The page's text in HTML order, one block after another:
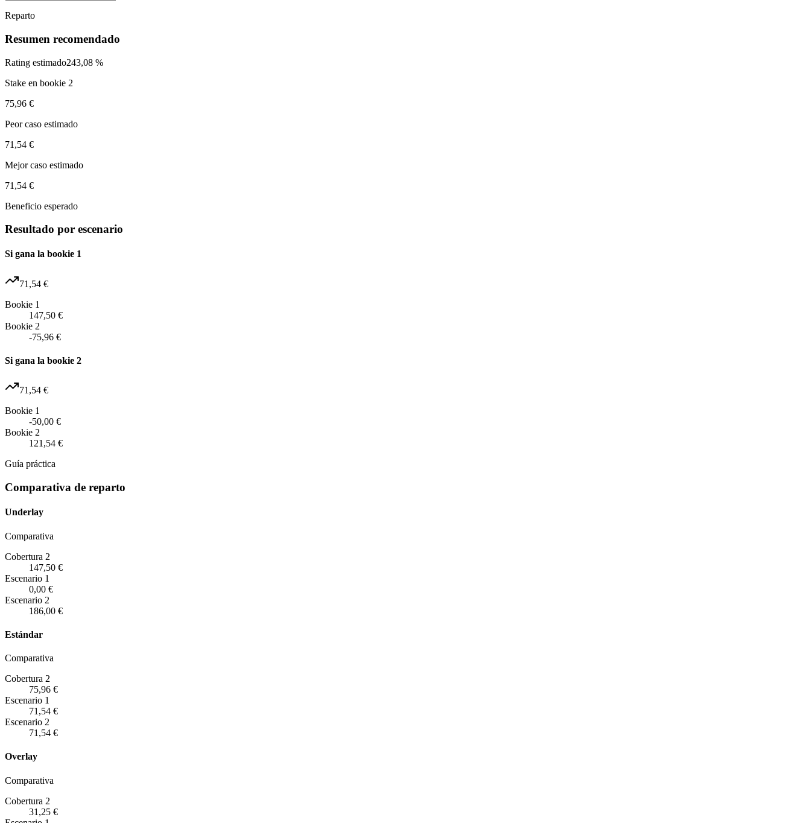
Reparto
Resumen recomendado
Rating estimado243,08 %
Stake en bookie 2
75,96 €
Peor caso estimado
71,54 €
Mejor caso estimado
71,54 €
Beneficio esperado
Resultado por escenario
Si gana la bookie 1
71,54 €
Bookie 1
147,50 €
Bookie 2
-75,96 €
Si gana la bookie 2
71,54 €
Bookie 1
-50,00 €
Bookie 2
121,54 €
Guía práctica
Comparativa de reparto
Underlay
Comparativa
Cobertura 2
147,50 €
Escenario 1
0,00 €
Escenario 2
186,00 €
Estándar
Comparativa
Cobertura 2
75,96 €
Escenario 1
71,54 €
Escenario 2
71,54 €
Overlay
Comparativa
Cobertura 2
31,25 €